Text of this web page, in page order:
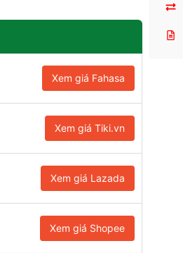
Xem giá Fahasa
Xem giá Tiki.vn
Xem giá Lazada
Xem giá Shopee